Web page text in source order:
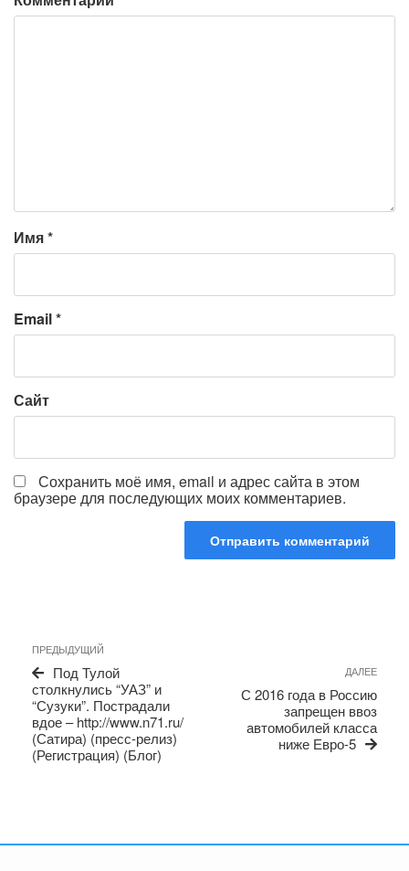
Имя*
Email*
Сайт
Сохранить моё имя, email и адрес сайта в этом
браузере для последующих моих комментариев.
по
записям
Предыдущая
запись
ПРЕДЫДУЩИЙ
Под Тулой
столкнулись “УАЗ” и
“Сузуки”. Пострадали
вдое – http://www.n71.ru/
(Сатира) (пресс-релиз)
(Регистрация) (Блог)
ДАЛЕЕ
С 2016 года в Россию
запрещен ввоз
автомобилей класса
ниже Евро-5